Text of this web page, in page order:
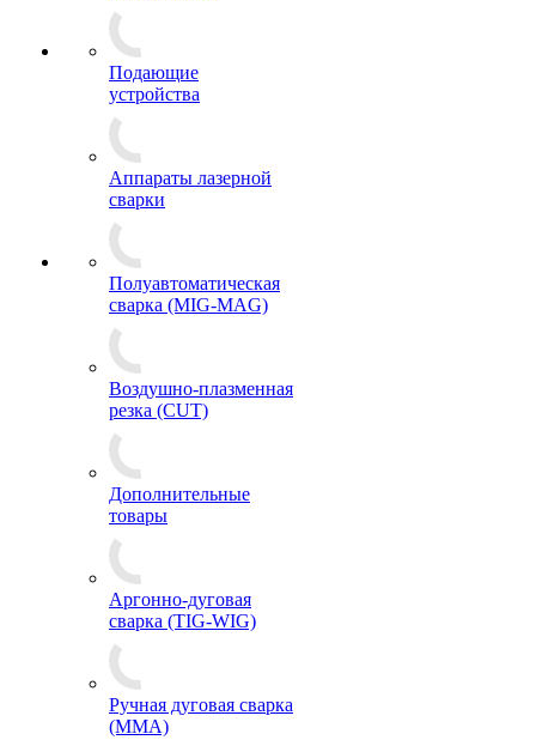
Подающие
устройства
Аппараты лазерной
сварки
Полуавтоматическая
сварка (MIG-MAG)
Воздушно-плазменная
резка (CUT)
Дополнительные
товары
Аргонно-дуговая
сварка (TIG-WIG)
Ручная дуговая сварка
(MMA)